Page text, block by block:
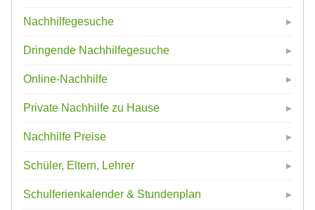
Nachhilfegesuche
Dringende Nachhilfegesuche
Online-Nachhilfe
Private Nachhilfe zu Hause
Nachhilfe Preise
Schüler, Eltern, Lehrer
Schulferienkalender & Stundenplan